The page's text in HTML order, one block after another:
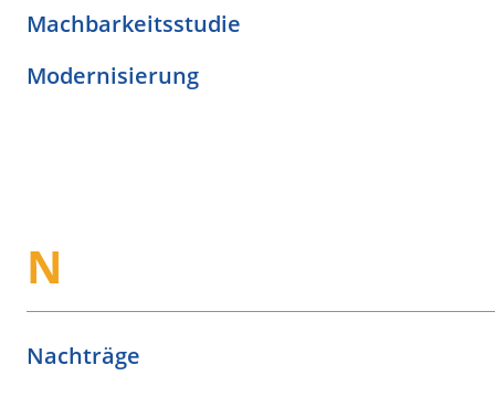
Machbarkeitsstudie
Modernisierung
N
Nachträge